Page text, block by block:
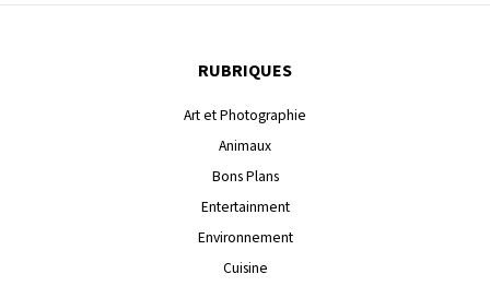
RUBRIQUES
Art et Photographie
Animaux
Bons Plans
Entertainment
Environnement
Cuisine